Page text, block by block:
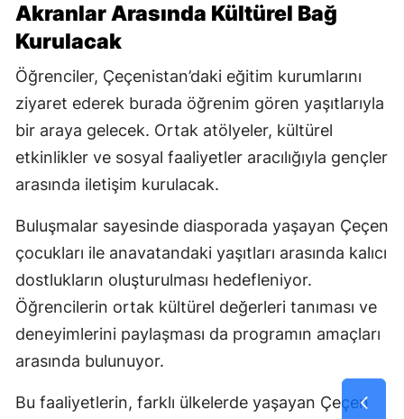
Akranlar Arasında Kültürel Bağ
Kurulacak
Öğrenciler, Çeçenistan’daki eğitim kurumlarını
ziyaret ederek burada öğrenim gören yaşıtlarıyla
bir araya gelecek. Ortak atölyeler, kültürel
etkinlikler ve sosyal faaliyetler aracılığıyla gençler
arasında iletişim kurulacak.
Buluşmalar sayesinde diasporada yaşayan Çeçen
çocukları ile anavatandaki yaşıtları arasında kalıcı
dostlukların oluşturulması hedefleniyor.
Öğrencilerin ortak kültürel değerleri tanıması ve
deneyimlerini paylaşması da programın amaçları
arasında bulunuyor.
Bu faaliyetlerin, farklı ülkelerde yaşayan Çeçen